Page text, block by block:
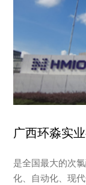
广西环淼实
是全国最大的次
化、自动化、现